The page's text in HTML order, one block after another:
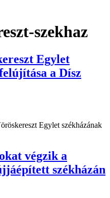
szekhaz
Egylet
a Dísz
Egylet székházának
végzik a
székházán